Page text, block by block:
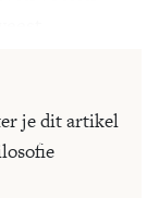
je dit artikel